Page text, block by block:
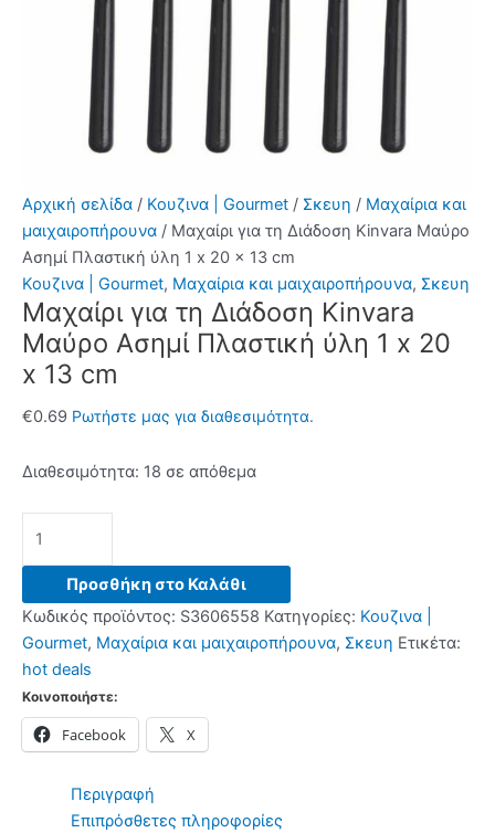
Αρχική σελίδα / Κουζινα | Gourmet / Σκευη / Μαχαίρια και
μαιχαιροπήρουνα / Μαχαίρι για τη Διάδοση Kinvara Μαύρο
Ασημί Πλαστική ύλη 1 x 20 x 13 cm
Κουζινα | Gourmet, Μαχαίρια και μαιχαιροπήρουνα, Σκευη
Μαχαίρι για τη Διάδοση Kinvara
Μαύρο Ασημί Πλαστική ύλη 1 x 20
x 13 cm
€0.69 Ρωτήστε μας για διαθεσιμότητα.
Διαθεσιμότητα: 18 σε απόθεμα
για
Διάδοση
Πλαστική
ύλη
Προσθήκη στο Καλάθι
Κωδικός προϊόντος: S3606558 Κατηγορίες: Κουζινα |
Gourmet, Μαχαίρια και μαιχαιροπήρουνα, Σκευη Ετικέτα:
hot deals
Κοινοποιήστε:
Facebook X
Περιγραφή
Επιπρόσθετες πληροφορίες